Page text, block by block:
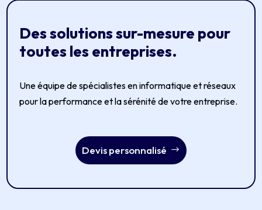
Des solutions sur-mesure pour
toutes les entreprises.
Une équipe de spécialistes en informatique et réseaux
pour la performance et la sérénité de votre entreprise.
Devis personnalisé